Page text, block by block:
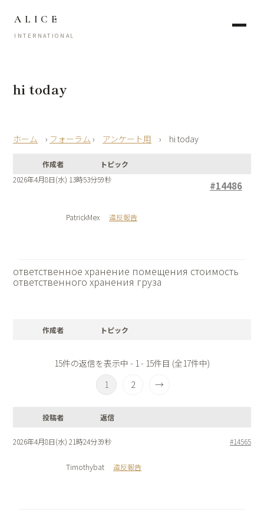
ALICE
INTERNATIONAL
hi today
› フォーラム › アンケート用 › hi today
作成者
トピック
2026年4月8日(水) 13時53分59秒
#14486
PatrickMex 違反報告
ответственное хранение помещения стоимость
ответственного хранения груза
作成者 トピック
15件の返信を表示中 - 1 - 15件目 (全17件中)
1 2 →
投稿者 返信
2026年4月8日(水) 21時24分39秒 #14565
Timothybat 違反報告